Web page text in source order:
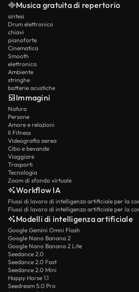
Musica gratuita di repertorio
sintesi
Drum elettronico
chiavi
pianoforte
Cinematica
Smooth
elettronica
Ambiente
stringhe
batterie acustiche
Immagini
Natura
Persone
Amore e relazioni
Il Fitness
Videografia aerea
Cibo e bevande
Viaggiare
Trasporti
Tecnologia
Zoom di sfondo virtuale
Workflow IA
Flussi di lavoro di intelligenza artificiale per la
Modelli di intelligenza artificiale
Google Gemini Omni Flash
Google Nano Banana 2
Google Nano Banana 2 Lite
Seedance 2.0
Seedance 2.0 Fast
Seedance 2.0 Mini
Happy Horse 1.1
Seedream 5.0 Pro